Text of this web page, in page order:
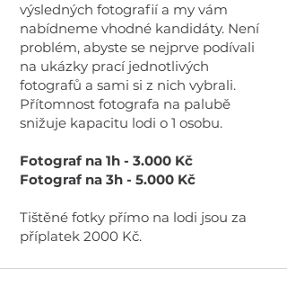
výsledných fotografií a my vám
nabídneme vhodné kandidáty. Není
problém, abyste se nejprve podívali
na ukázky prací jednotlivých
fotografů a sami si z nich vybrali.
Přítomnost fotografa na palubě
snižuje kapacitu lodi o 1 osobu.
Fotograf na 1h - 3.000 Kč
Fotograf na 3h - 5.000 Kč
Tištěné fotky přímo na lodi jsou za
příplatek 2000 Kč.